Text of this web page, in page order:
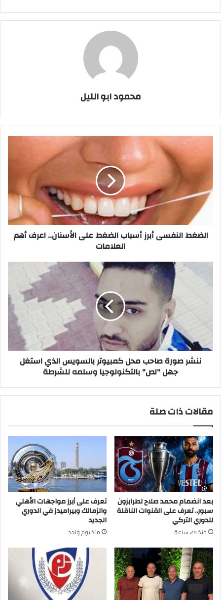
محمود ابو الليل
الضغط
أبرز
أسباب
الضغط
على
الأسنان..
اعرف
العلامات
الضغط النفسى أبرز أسباب الضغط على الأسنان.. اعرف أهم
العلامات
ننشر
صورة
صاحب
استغل
جهل
"لص"
بالتكنولوجيا
للشرطة
ننشر صورة صاحب محل كمبيوتر بالسويس الذي استغل
جهل "لص" بالتكنولوجيا وسلمه للشرطة
مقالات ذات صلة
بعد انضمام محمد صلاح لطرابزون
سبور.. تعرف على القنوات الناقلة
للدوري التركي
منذ 24 ساعة
تعرف على أبرز مواجهات الأهلي
والزمالك وبيراميدز في الدوري
الجديد
منذ يوم واحد